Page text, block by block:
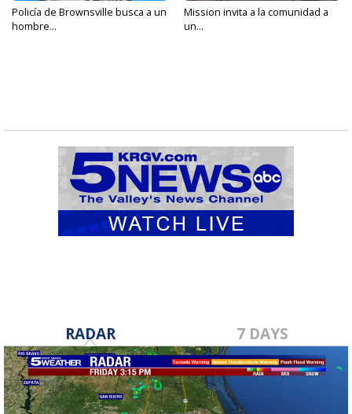
Policía de Brownsville busca a un
hombre...
Mission invita a la comunidad a
un...
RADAR 7 DAYS